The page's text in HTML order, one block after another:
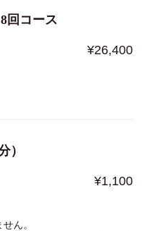
回コース
¥26,400
）
¥1,100
ん。